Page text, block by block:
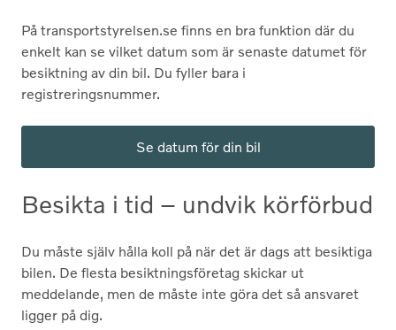
På transportstyrelsen.se finns en bra funktion där du
enkelt kan se vilket datum som är senaste datumet för
besiktning av din bil. Du fyller bara i
registreringsnummer.
Se datum för din bil
Besikta i tid – undvik körförbud
Du måste själv hålla koll på när det är dags att besiktiga
bilen. De flesta besiktningsföretag skickar ut
meddelande, men de måste inte göra det så ansvaret
ligger på dig.